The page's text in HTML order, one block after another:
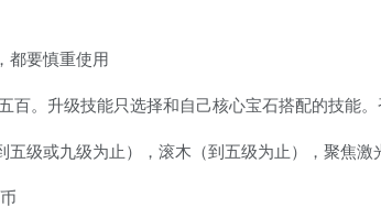
都要慎重使用
百。升级技能只选择和自己核心宝石搭配的技能
级或九级为止），滚木（到五级为止），聚焦激